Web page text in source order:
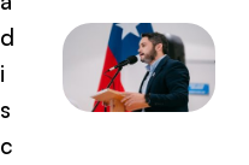
d
i
s
c